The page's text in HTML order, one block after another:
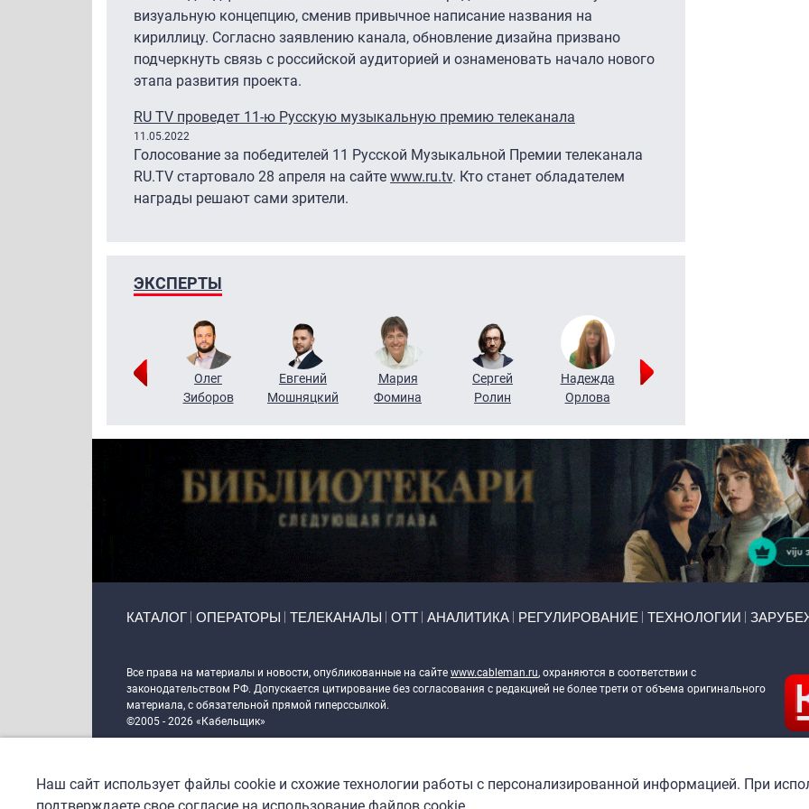
визуальную концепцию, сменив привычное написание названия на
кириллицу. Согласно заявлению канала, обновление дизайна призвано
подчеркнуть связь с российской аудиторией и ознаменовать начало нового
этапа развития проекта.
RU TV проведет 11-ю Русскую музыкальную премию телеканала
11.05.2022
Голосование за победителей 11 Русской Музыкальной Премии телеканала
RU.TV стартовало 28 апреля на сайте www.ru.tv. Кто станет обладателем
награды решают сами зрители.
ЭКСПЕРТЫ
Григорий
Олег
Зиборов
Евгений
Мошняцкий
Мария
Фомина
Сергей
Ролин
Надежда
Орлова
КАТАЛОГ ОПЕРАТОРЫ ТЕЛЕКАНАЛЫ ОТТ АНАЛИТИКА РЕГУЛИРОВАНИЕ ТЕХНОЛОГИИ
Все права на материалы и новости, опубликованные на сайте www.cableman.ru, охраняются в соответствии с
законодательством РФ. Допускается цитирование без согласования с редакцией не более трети от объема оригинального
материала, с обязательной прямой гиперссылкой.
©2005 - 2026 «Кабельщик»
DrupalCoder — поддержка сайта c 2017 года
Наш сайт использует файлы cookie и схожие технологии работы с персонализированной информацией. При